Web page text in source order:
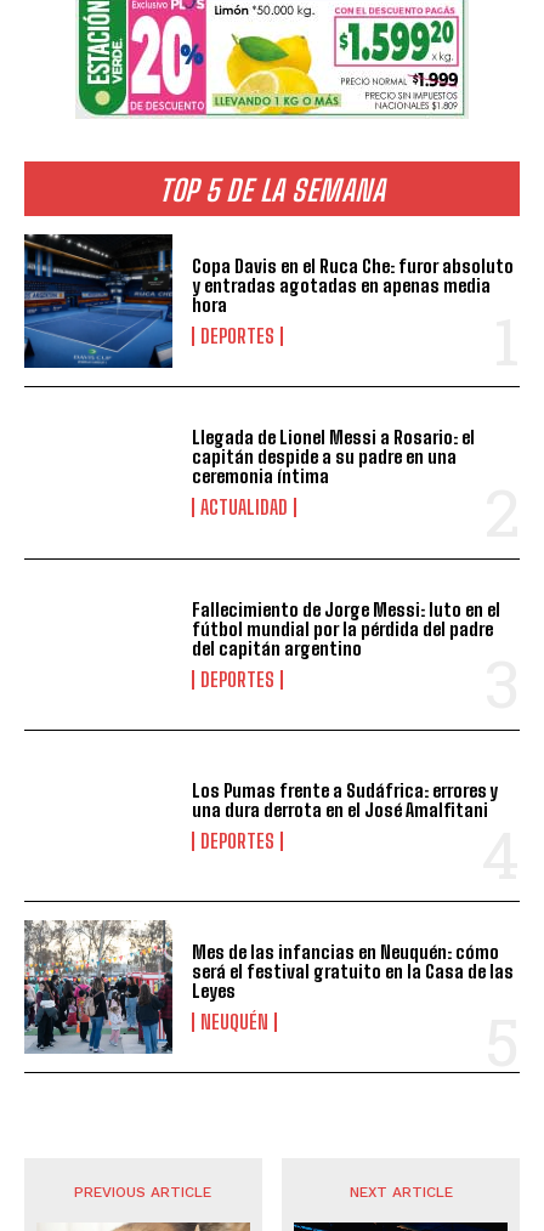
TOP 5 DE LA SEMANA
Copa Davis en el Ruca Che: furor absoluto
y entradas agotadas en apenas media
hora
DEPORTES
Llegada de Lionel Messi a Rosario: el
capitán despide a su padre en una
ceremonia íntima
ACTUALIDAD
Fallecimiento de Jorge Messi: luto en el
fútbol mundial por la pérdida del padre
del capitán argentino
DEPORTES
Los Pumas frente a Sudáfrica: errores y
una dura derrota en el José Amalfitani
DEPORTES
Mes de las infancias en Neuquén: cómo
será el festival gratuito en la Casa de las
Leyes
NEUQUÉN
PREVIOUS ARTICLE NEXT ARTICLE